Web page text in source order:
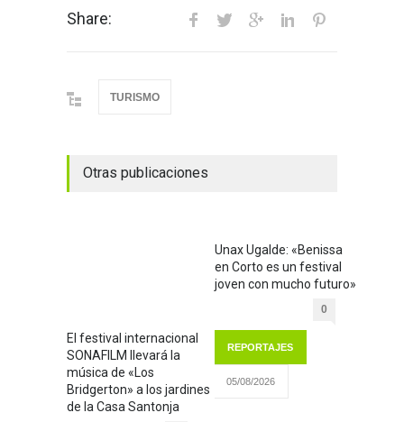
Share:
TURISMO
Otras publicaciones
El festival internacional
SONAFILM llevará la
música de «Los
Bridgerton» a los jardines
de la Casa Santonja
Unax Ugalde: «Benissa
en Corto es un festival
joven con mucho futuro»
0
REPORTAJES
05/08/2026